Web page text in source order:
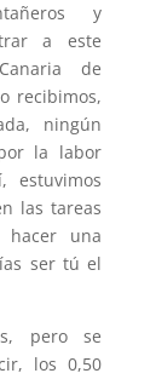
y
a este
de
recibimos,
ningún
la labor
estuvimos
las tareas
una
ser tú el
pero se
los 0,50